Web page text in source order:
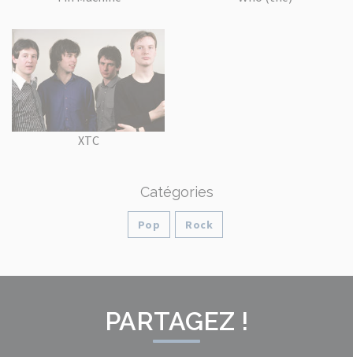
XTC
Catégories
Pop Rock
PARTAGEZ !